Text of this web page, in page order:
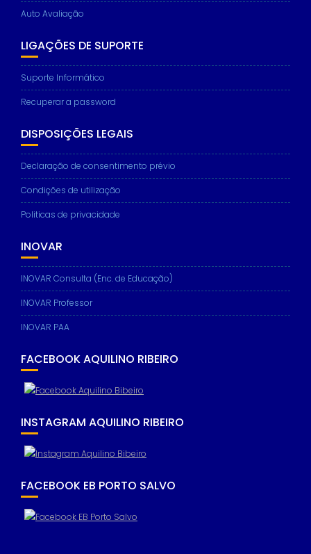
Auto Avaliação
LIGAÇÕES DE SUPORTE
Suporte Informático
Recuperar a password
DISPOSIÇÕES LEGAIS
Declaração de consentimento prévio
Condições de utilização
Politicas de privacidade
INOVAR
INOVAR Consulta (Enc. de Educação)
INOVAR Professor
INOVAR PAA
FACEBOOK AQUILINO RIBEIRO
INSTAGRAM AQUILINO RIBEIRO
FACEBOOK EB PORTO SALVO